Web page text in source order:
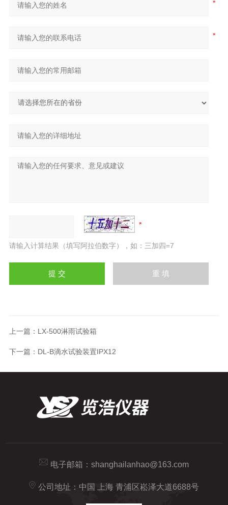
请输入计算结果（填写阿拉伯数字），如：三加四=7
上一篇： LX-500淋雨试验箱
下一篇： DL-B滴水试验装置IPX12
电子邮箱： shanghailanhao@163.com
公司地址：中国 上海 青浦区崧泽大道6688号